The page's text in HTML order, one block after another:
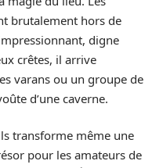
brutalement hors de
digne
crêtes, il arrive
varans ou un groupe de
d’une caverne.
transforme même une
pour les amateurs de